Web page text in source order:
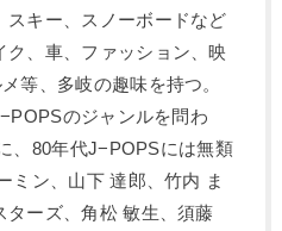
スキー、スノーボードなど
ク、車、ファッション、映
等、多岐の趣味を持つ。
のジャンルを問わ
、80年代J−POPSには無類
ミン、山下 達郎、竹内 ま
ターズ、角松 敏生、須藤